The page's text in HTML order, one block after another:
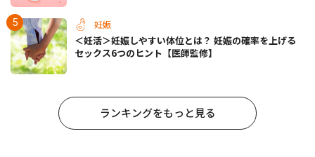
妊娠
＜妊活＞妊娠しやすい体位とは？ 妊娠の確率を上げる
セックス6つのヒント【医師監修】
ランキングをもっと見る